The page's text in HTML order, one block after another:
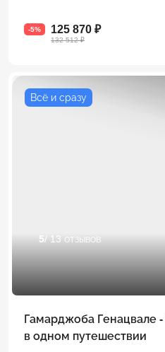
-5% 125 870 ₽
132 512 ₽
Всё и сразу
5/ 13 отзывов
Гамарджоба Генацвале
в одном путешествии